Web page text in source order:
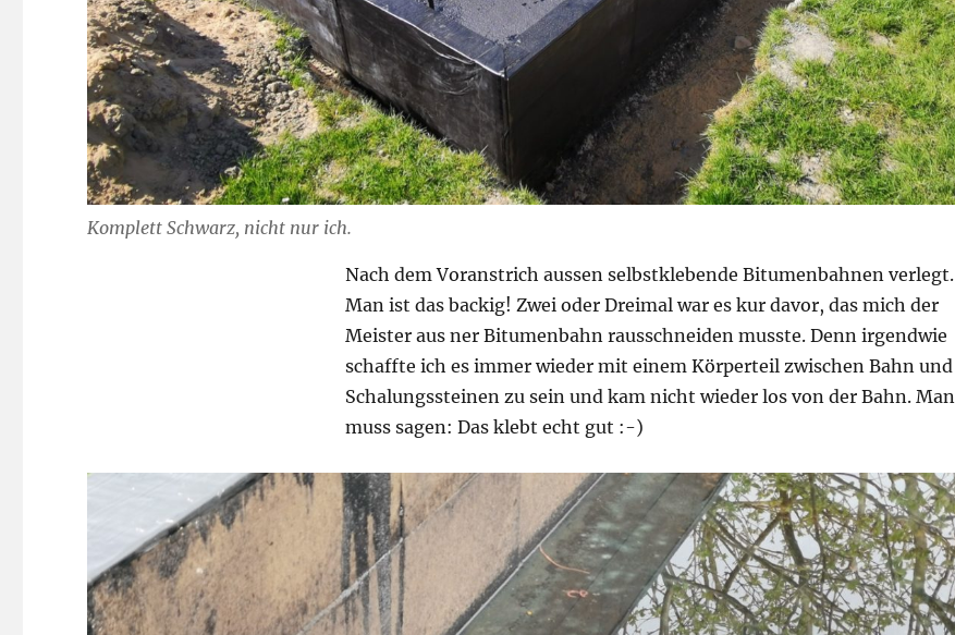
Komplett Schwarz, nicht nur ich.
Nach dem Voranstrich aussen selbstklebende Bitumenbahnen verlegt.
Man ist das backig! Zwei oder Dreimal war es kur davor, das mich der
Meister aus ner Bitumenbahn rausschneiden musste. Denn irgendwie
schaffte ich es immer wieder mit einem Körperteil zwischen Bahn und
Schalungssteinen zu sein und kam nicht wieder los von der Bahn. Man
muss sagen: Das klebt echt gut :-)